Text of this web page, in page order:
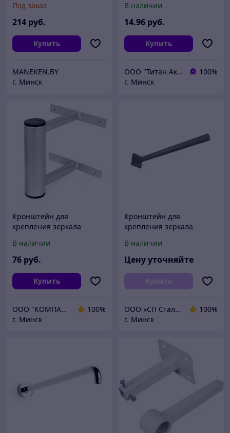
Под заказ
214 руб.
Купить
MANEKEN.BY
г. Минск
комплекте липкая лента
для крепления к стене.)
В наличии
14.96 руб.
Купить
ООО "Титан Актив"
100%
г. Минск
Кронштейн для
крепления зеркала
В наличии
76 руб.
Купить
ООО "КОМПАНИЯ ПРОТЭКТ"
100%
г. Минск
Кронштейн для
крепления зеркала
В наличии
Цену уточняйте
Купить
ООО «СП Стальная Энергия»
100%
г. Минск